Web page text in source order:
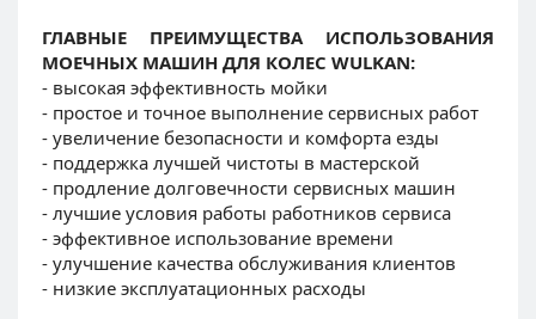
ГЛАВНЫЕ ПРЕИМУЩЕСТВА ИСПОЛЬЗОВАНИЯ
МОЕЧНЫХ МАШИН ДЛЯ КОЛЕС WULKAN:
- высокая эффективность мойки
- простое и точное выполнение сервисных работ
- увеличение безопасности и комфорта езды
- поддержка лучшей чистоты в мастерской
- продление долговечности сервисных машин
- лучшие условия работы работников сервиса
- эффективное использование времени
- улучшение качества обслуживания клиентов
- низкие эксплуатационных расходы